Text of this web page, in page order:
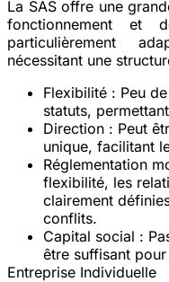
La SAS offre une
fonctionnement et
particulièrement
nécessitant une
Flexibilité : Peu
statuts,
Direction : Peut
unique, facilitant
Réglementation
flexibilité, les
clairement
conflits.
Capital social :
être suffisant pour
Entreprise Individuelle